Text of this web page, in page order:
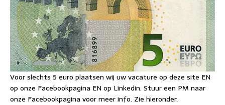
Voor slechts 5 euro plaatsen wij uw vacature op deze site EN
op onze Facebookpagina EN op Linkedin. Stuur een PM naar
onze Facebookpagina voor meer info. Zie hieronder.